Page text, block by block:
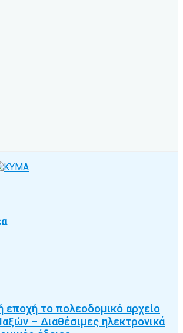
εποχή το πολεοδομικό αρχείο
– Διαθέσιμες ηλεκτρονικά